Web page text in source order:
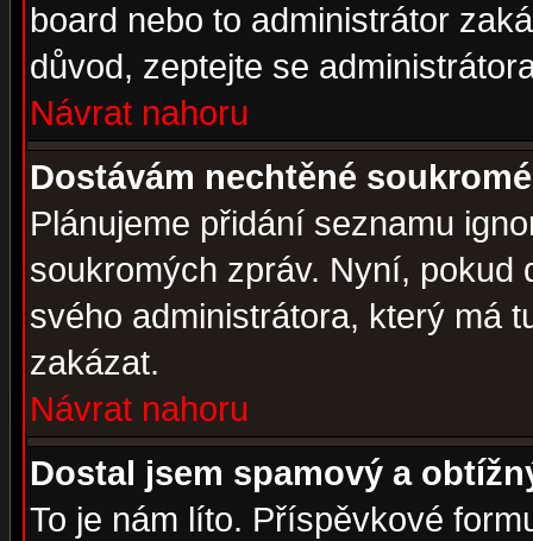
board nebo to administrátor
důvod, zeptejte se
Návrat nahoru
Dostávám nechtěné
Plánujeme přidání seznamu
soukromých zpráv. Nyní, pokud
svého administrátora, který má
zakázat.
Návrat nahoru
Dostal jsem spamový a
To je nám líto. Příspěvkové